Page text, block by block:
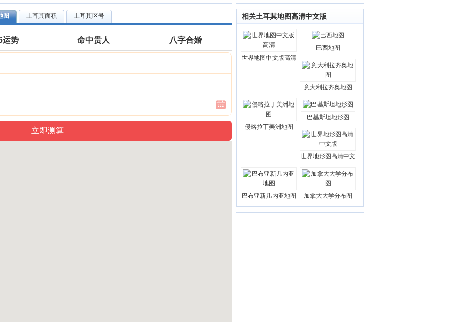
图 土耳其面积 土耳其区号
运势 命中贵人 八字合婚
相关土耳其地图高清中文版
世界地图中文版高清
巴西地图
意大利拉齐奥地图
侵略拉丁美洲地图
巴基斯坦地形图
世界地形图高清中文
巴布亚新几内亚地图 加拿大大学分布图